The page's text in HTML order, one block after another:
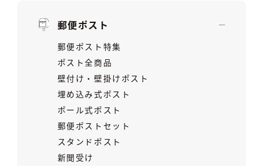
郵便ポスト
郵便ポスト特集
ポスト全商品
壁付け・壁掛けポスト
埋め込み式ポスト
ポール式ポスト
郵便ポストセット
スタンドポスト
新聞受け